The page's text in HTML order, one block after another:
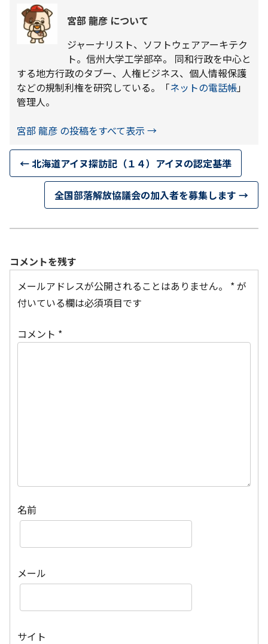
宮部 龍彦 について
ジャーナリスト、ソフトウェアアーキテク
ト。信州大学工学部卒。 同和行政を中心と
する地方行政のタブー、人権ビジネス、個人情報保護
などの規制利権を研究している。「ネットの電話帳」
管理人。
宮部 龍彦 の投稿をすべて表示 →
←北海道アイヌ探訪記（１４）アイヌの認定基準
全国部落解放協議会の加入者を募集します →
コメントを残す
メールアドレスが公開されることはありません。
*が
付いている欄は必須項目です
コメント *
名前
メール
サイト